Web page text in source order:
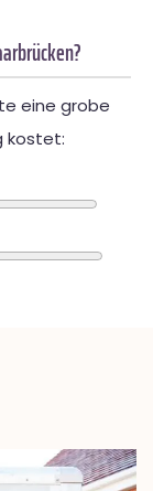
eine grobe
kostet: